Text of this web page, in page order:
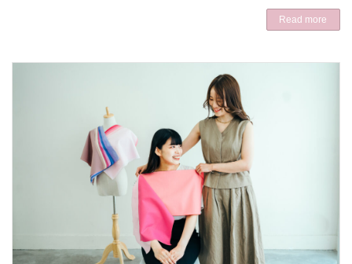
Read more